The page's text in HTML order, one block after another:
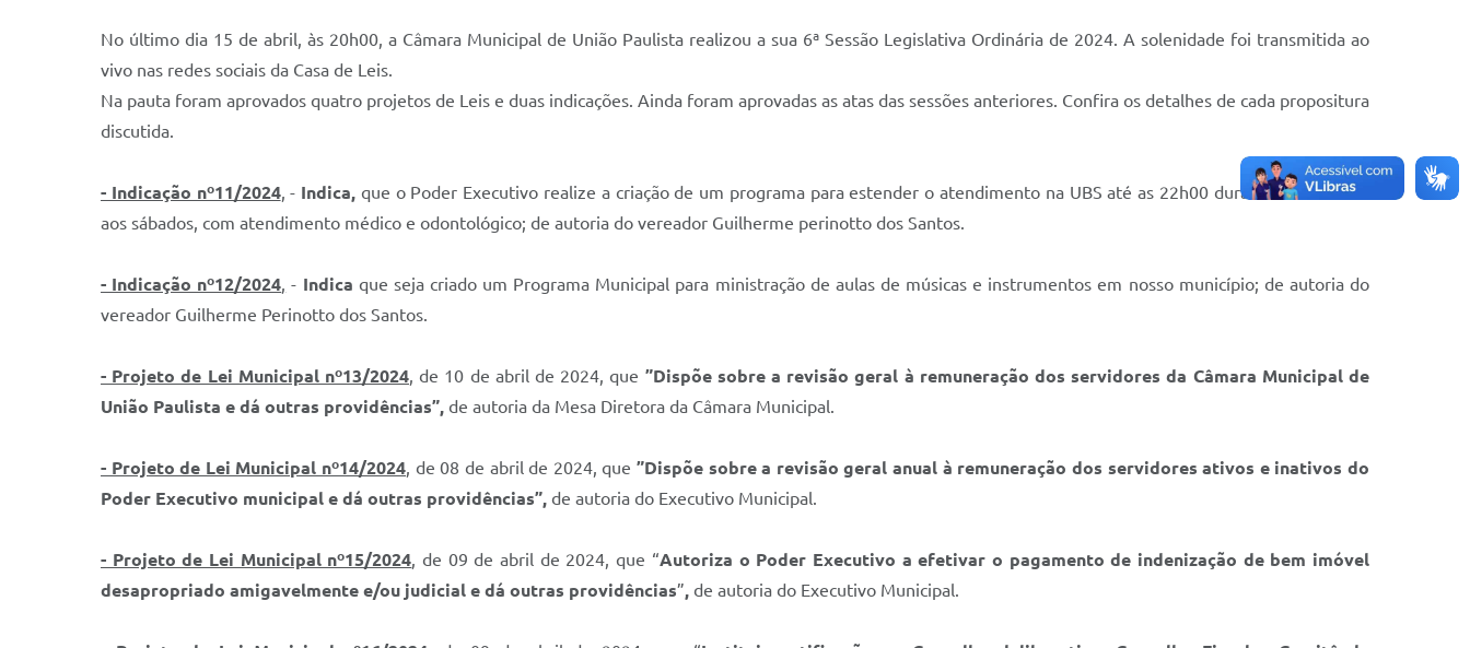
No último dia 15 de abril, às 20h00, a Câmara Municipal de União Paulista realizou a sua 6ª Sessão Legislativa Ordinária de 2024. A solenidade foi transmitida ao
vivo nas redes sociais da Casa de Leis.
Na pauta foram aprovados quatro projetos de Leis e duas indicações. Ainda foram aprovadas as atas das sessões anteriores. Confira os detalhes de cada propositura
discutida.
- Indicação nº11/2024, - Indica, que o Poder Executivo realize a criação de um programa para estender o atendimento na UBS até as 22h00 durante a semana e
aos sábados, com atendimento médico e odontológico; de autoria do vereador Guilherme perinotto dos Santos.
- Indicação nº12/2024, - Indica que seja criado um Programa Municipal para ministração de aulas de músicas e instrumentos em nosso município; de autoria do
vereador Guilherme Perinotto dos Santos.
- Projeto de Lei Municipal nº13/2024, de 10 de abril de 2024, que ”Dispõe sobre a revisão geral à remuneração dos servidores da Câmara Municipal de
União Paulista e dá outras providências”, de autoria da Mesa Diretora da Câmara Municipal.
- Projeto de Lei Municipal nº14/2024, de 08 de abril de 2024, que”Dispõe sobre a revisão geral anual à remuneração dos servidores ativos e inativos do
Poder Executivo municipal e dá outras providências”, de autoria do Executivo Municipal.
- Projeto de Lei Municipal nº15/2024, de 09 de abril de 2024, que “Autoriza o Poder Executivo a efetivar o pagamento de indenização de bem imóvel
desapropriado amigavelmente e/ou judicial e dá outras providências”, de autoria do Executivo Municipal.